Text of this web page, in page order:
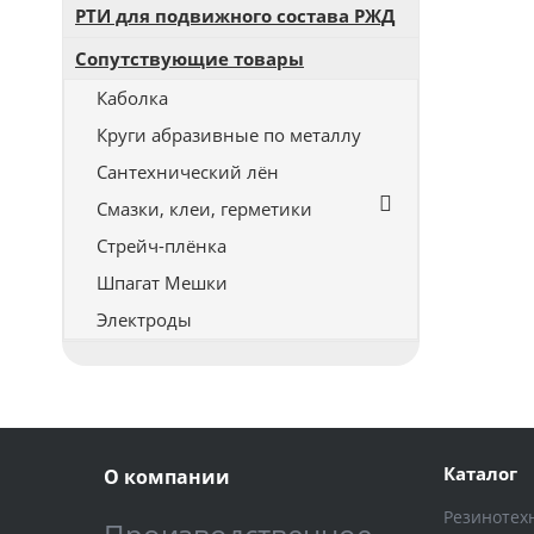
РТИ для подвижного состава РЖД
Сопутствующие товары
Каболка
Круги абразивные по металлу
Сантехнический лён
Смазки, клеи, герметики
Стрейч-плёнка
Шпагат Мешки
Электроды
О компании Каталог